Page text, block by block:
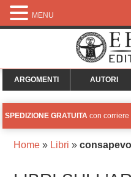
ARGOMENTI AUTORI
SPEDIZIONE GRATUITA con
Home» Libri »
MENU